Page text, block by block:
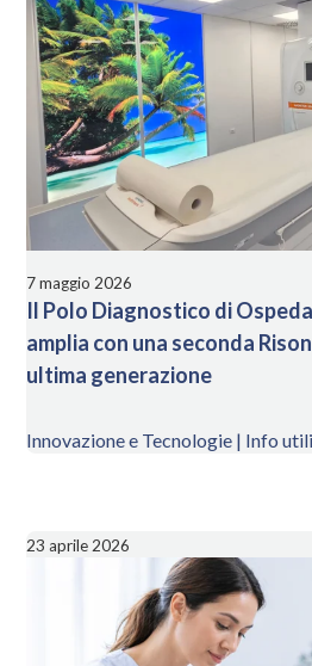
7 maggio 2026
Il Polo Diagnostico di
amplia con una seconda
ultima generazione
Innovazione e Tecnologie | Info utili
23 aprile 2026